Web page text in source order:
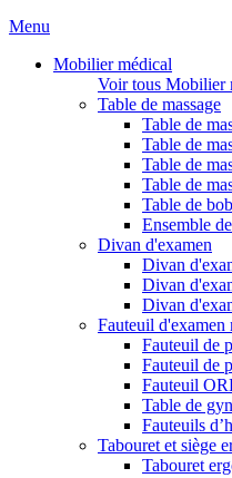
Menu
Mobilier médical
Voir tous Mobilier
Table de massage
Table de
Table de
Table de
Table de
Table de
Ensemble
Divan d'examen
Divan
Divan
Divan
Fauteuil d'examen
Fauteuil de
Fauteuil de
Fauteuil
Table de
Fauteuils
Tabouret et siège
Tabouret